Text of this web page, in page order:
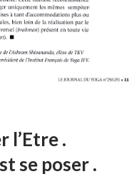
l’Etre .
se poser .